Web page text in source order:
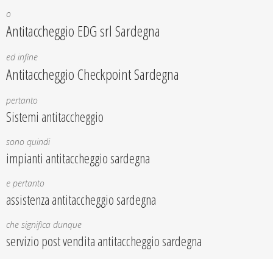
o
Antitaccheggio EDG srl Sardegna
ed infine
Antitaccheggio Checkpoint Sardegna
pertanto
Sistemi antitaccheggio
sono quindi
impianti antitaccheggio sardegna
e pertanto
assistenza antitaccheggio sardegna
che significa dunque
servizio post vendita antitaccheggio sardegna